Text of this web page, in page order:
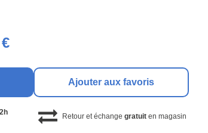
Ajouter aux favoris
Retour et échange gratuiten magasin